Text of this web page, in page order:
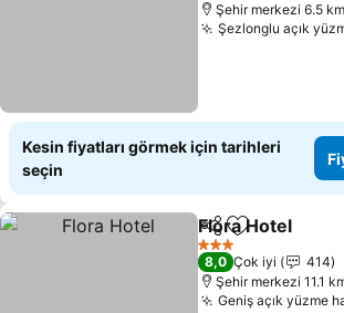
Şehir merkezi 6.5
Şezlonglu açık
Kesin fiyatları görmek için tarihleri
seçin
PaylaşFavorilerime
Flora Hotel
3 Yıldız
8,0 Çok iyi
414
Şehir merkezi 11.1
Geniş açık yüzme